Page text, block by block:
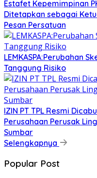
Estafet Kepemimpinan
Ditetapkan sebagai
Pesan Persatuan
LEMKASPA:Perubahan
Tanggung Risiko
IZIN PT TPL Resmi
Perusahaan Perusak
Sumbar
Selengkapnya
Popular Post